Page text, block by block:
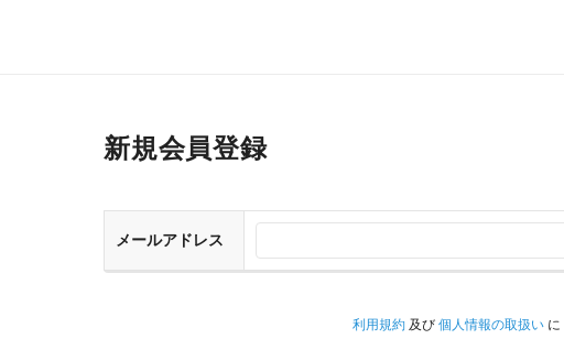
新規会員登録
メールアドレス
利用規約及び 個人情報の取扱いに